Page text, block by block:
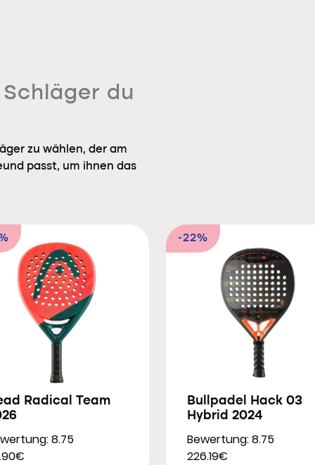
du
zu wählen, der am
passt, um ihnen das
Radical Team
8.75
-22%
Bullpadel Hack 03
Hybrid 2024
Bewertung: 8.75
226.19€